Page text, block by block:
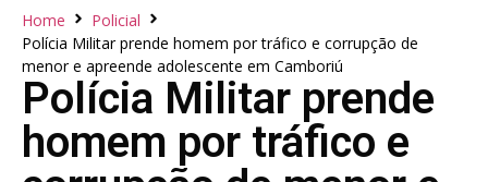
Home
Policial
Polícia Militar prende homem por tráfico e corrupção de
menor e apreende adolescente em Camboriú
Polícia Militar prende
homem por tráfico e